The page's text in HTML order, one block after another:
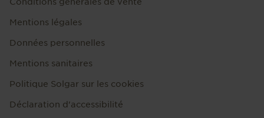
Mentions légales
Données personnelles
Mentions sanitaires
Politique Solgar sur les cookies
Déclaration d'accessibilité